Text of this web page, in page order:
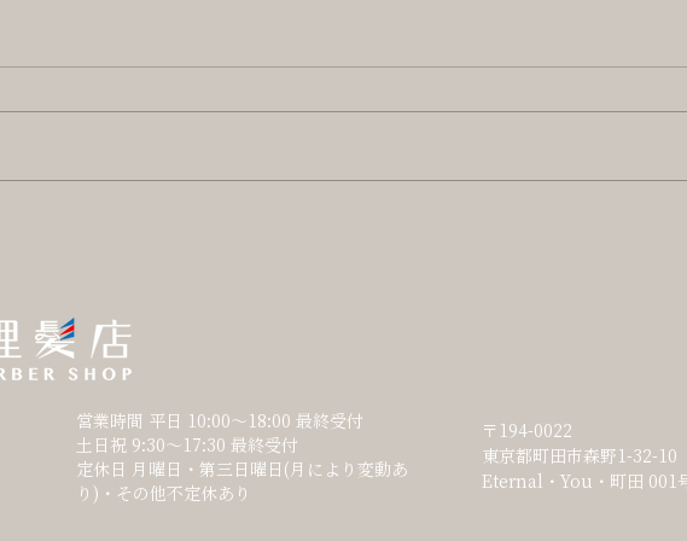
営業時間 平日 10:00～18:00 最終受付
土日祝 9:30～17:30 最終受付
定休日 月曜日・第三日曜日(月により変動あ
り)・その他不定休あり
〒194-0022
東京都町田市森野1-32-10
Eternal・You・町田 001